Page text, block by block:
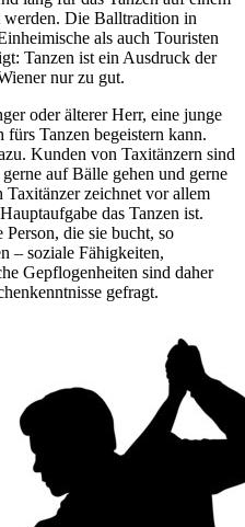
werden. Die Balltradition in
als auch Touristen
Tanzen ist ein Ausdruck der
nur zu gut.
oder älterer Herr, eine junge
fürs Tanzen begeistern kann.
Kunden von Taxitänzern sind
auf Bälle gehen und gerne
Taxitänzer zeichnet vor allem
das Tanzen ist.
die sie bucht, so
– soziale Fähigkeiten,
Gepflogenheiten sind daher
gefragt.